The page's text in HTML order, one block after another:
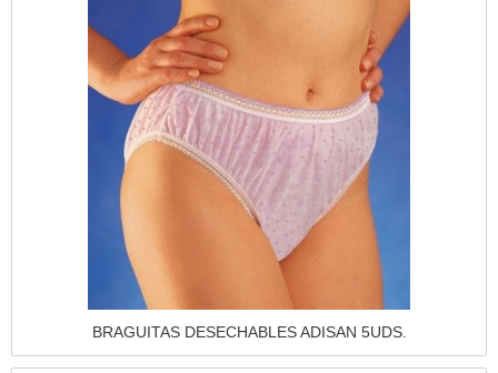
Vista rápida
BRAGUITAS DESECHABLES ADISAN 5UDS.